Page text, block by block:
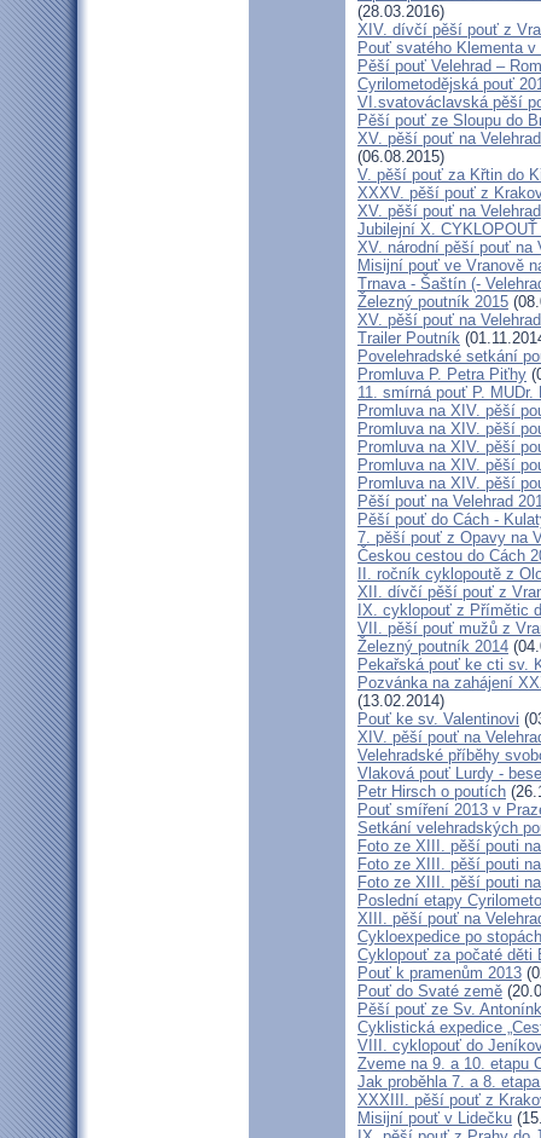
(28.03.2016)
XIV. dívčí pěší pouť z
Pouť svatého Klementa
Pěší pouť Velehrad –
Cyrilometodějská pouť
VI.svatováclavská pěší
Pěší pouť ze Sloupu do
XV. pěší pouť na
(06.08.2015)
V. pěší pouť za Křtin do
XXXV. pěší pouť z
XV. pěší pouť na
Jubilejní X.
XV. národní pěší pouť na
Misijní pouť ve Vranově
Trnava - Šaštín (-
Železný poutník 2015
XV. pěší pouť na
Trailer Poutník
Povelehradské setkání
Promluva P. Petra Piťhy
11. smírná pouť P.
Promluva na XIV. pěší
Promluva na XIV. pěší
Promluva na XIV. pěší
Promluva na XIV. pěší
Promluva na XIV. pěší
Pěší pouť na Velehrad
Pěší pouť do Cách -
7. pěší pouť z Opavy na
Českou cestou do Cách
II. ročník cyklopoutě z
XII. dívčí pěší pouť z
IX. cyklopouť z Přímětic
VII. pěší pouť mužů z
Železný poutník 2014
Pekařská pouť ke cti sv.
Pozvánka na zahájení
(13.02.2014)
Pouť ke sv. Valentinovi
XIV. pěší pouť na
Velehradské příběhy
Vlaková pouť Lurdy -
Petr Hirsch o poutích
Pouť smíření 2013 v
Setkání velehradských
Foto ze XIII. pěší pouti
Foto ze XIII. pěší pouti
Foto ze XIII. pěší pouti
Poslední etapy
XIII. pěší pouť na
Cykloexpedice po
Cyklopouť za počaté děti
Pouť k pramenům 2013
Pouť do Svaté země
Pěší pouť ze Sv.
Cyklistická expedice
VIII. cyklopouť do
Zveme na 9. a 10. etapu
Jak proběhla 7. a 8.
XXXIII. pěší pouť z
Misijní pouť v Lidečku